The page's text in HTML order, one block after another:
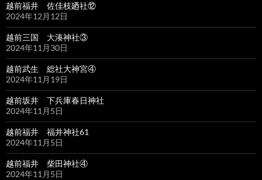
越前福井 佐佳枝廼社⑫
2024年12月12日
越前三国 大湊神社③
2024年11月30日
越前武生 総社大神宮④
2024年11月19日
越前坂井 下兵庫春日神社
2024年11月5日
越前福井 福井神社61
2024年11月5日
越前福井 柴田神社④
2024年11月5日